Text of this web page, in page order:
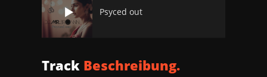
Psyced out
Track Beschreibung.